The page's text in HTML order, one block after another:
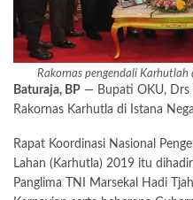
Rakornas pengendali Karhutlah
Baturaja, BP — Bupati OKU, Drs
Rakornas Karhutla di Istana
Rapat Koordinasi Nasional
Lahan (Karhutla) 2019 itu
Panglima TNI Marsekal Hadi